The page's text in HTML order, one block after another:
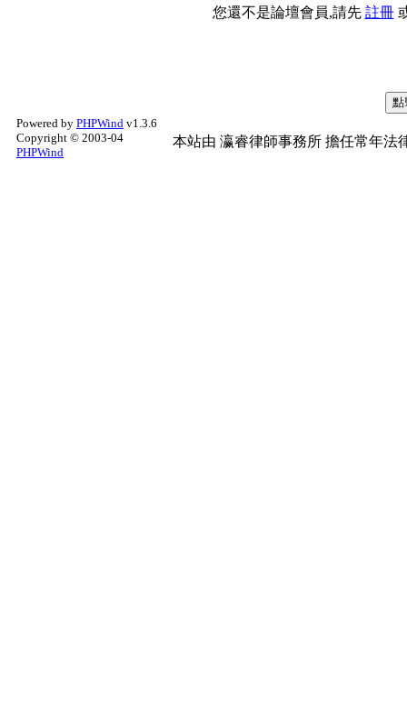
您還不是論壇會員,請先 註冊
Powered by PHPWind v1.3.6
Copyright © 2003-04
PHPWind
本站由 瀛睿律師事務所 擔任常年法